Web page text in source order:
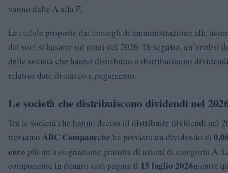
vanno dalla A alla E.
Le cedole proposte dai consigli di amministrazione alle
dei soci si basano sui conti del 2026. Di seguito, un’analisi
delle società che hanno distribuito o distribuiranno
relative date di stacco e pagamento.
Le società che distribuiscono dividendi nel
Tra le società che hanno deciso di distribuire dividendi nel
troviamo ABC Companyche ha previsto un dividendo di
euro più un’assegnazione gratuita di azioni di categoria A.
componente in denaro sarà pagata il 15 luglio 2026mentre